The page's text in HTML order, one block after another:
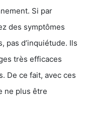
Si par
des symptômes
pas d’inquiétude. Ils
très efficaces
De ce fait, avec ces
ne plus être